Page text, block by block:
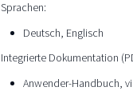
Sprachen:
Deutsch, Englisch
Integrierte Dokumentation
Anwender-Handbuch,